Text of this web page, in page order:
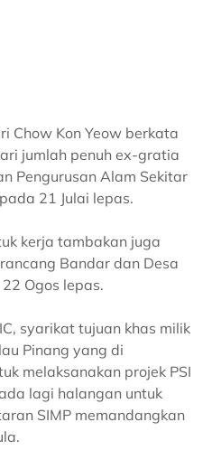
Chow Kon Yeow berkata
jumlah penuh ex-gratia
Pengurusan Alam Sekitar
21 Julai lepas.
kerja tambakan juga
Bandar dan Desa
Ogos lepas.
syarikat tujuan khas milik
Pinang yang di
melaksanakan projek PSI
lagi halangan untuk
SIMP memandangkan